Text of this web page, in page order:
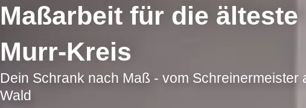
Maßarbeit für die
Murr-Kreis
Dein Schrank nach Maß - vom Schreinermeister
Wald